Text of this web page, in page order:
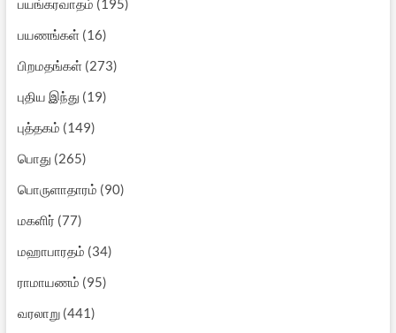
பயங்கரவாதம் (195)
பயணங்கள்(16)
பிறமதங்கள்(273)
புதிய இந்து (19)
புத்தகம் (149)
பொது (265)
பொருளாதாரம் (90)
மகளிர் (77)
மஹாபாரதம் (34)
ராமாயணம் (95)
வரலாறு(441)